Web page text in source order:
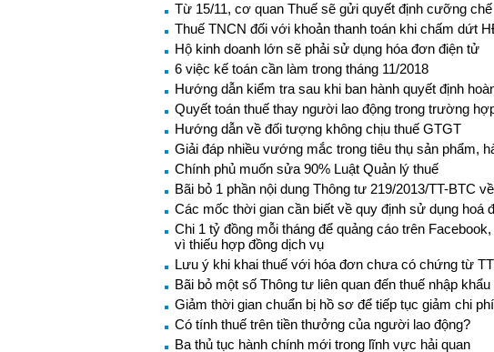
Từ 15/11, cơ quan Thuế sẽ gửi quyết định cưỡng
Thuế TNCN đối với khoản thanh toán khi chấm dứt
Hộ kinh doanh lớn sẽ phải sử dụng hóa đơn điện tử
6 việc kế toán cần làm trong tháng 11/2018
Hướng dẫn kiểm tra sau khi ban hành quyết định
Quyết toán thuế thay người lao động trong trường
Hướng dẫn về đối tượng không chịu thuế GTGT
Giải đáp nhiều vướng mắc trong tiêu thụ sản phẩm,
Chính phủ muốn sửa 90% Luật Quản lý thuế
Bãi bỏ 1 phần nội dung Thông tư 219/2013/TT-BTC
Các mốc thời gian cần biết về quy định sử dụng hoá
Chi 1 tỷ đồng mỗi tháng để quảng cáo trên
vì thiếu hợp đồng dịch vụ
Lưu ý khi khai thuế với hóa đơn chưa có chứng từ
Bãi bỏ một số Thông tư liên quan đến thuế nhập khẩu
Giảm thời gian chuẩn bị hồ sơ để tiếp tục giảm chi
Có tính thuế trên tiền thưởng của người lao động?
Ba thủ tục hành chính mới trong lĩnh vực hải quan